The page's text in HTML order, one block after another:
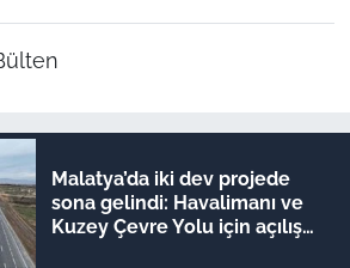
Malatya’da iki dev projede
sona gelindi: Havalimanı ve
Kuzey Çevre Yolu için açılış